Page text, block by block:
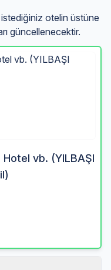
otelin üstüne
güncellenecektir.
vb. (YILBAŞI